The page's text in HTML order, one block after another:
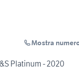
Mostra
Platinum - 2020